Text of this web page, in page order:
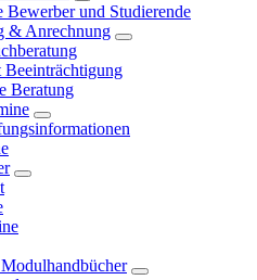
Bewerber und Studierende
& Anrechnung
Beeinträchtigung
Beratung